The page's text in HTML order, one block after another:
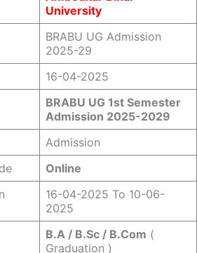
University
BRABU UG Admission
2025-29
16-04-2025
BRABU UG 1st Semester
Admission 2025-2029
Admission
Online
16-04-2025 To 10-06-
2025
B.A / B.Sc / B.Com (
Graduation )